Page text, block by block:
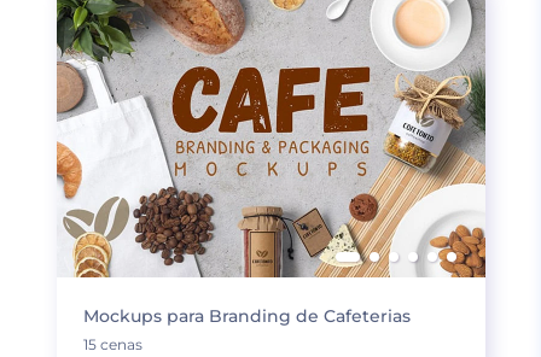
Mockups para Branding de Cafeterias
15 cenas